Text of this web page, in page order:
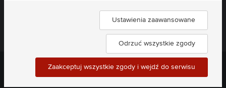
Politechnika Wrocławska ©2026
Ustawienia zaawansowane
Odrzuć wszystkie zgody
Zaakceptuj wszystkie zgody i wejdź do serwisu